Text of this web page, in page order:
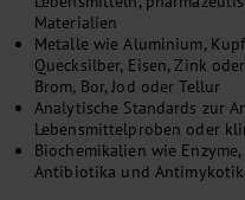
Materialien
Metalle wie Aluminium,
Quecksilber, Eisen, Zink
Brom, Bor, Jod oder Tellur
Analytische Standards zur
Lebensmittelproben oder
Biochemikalien wie
Antibiotika und